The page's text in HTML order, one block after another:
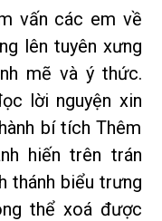
vấn các em về
lên tuyên xưng
mẽ và ý thức.
lời nguyện xin
bí tích Thêm
hiến trên trán
thánh biểu trưng
thể xoá được